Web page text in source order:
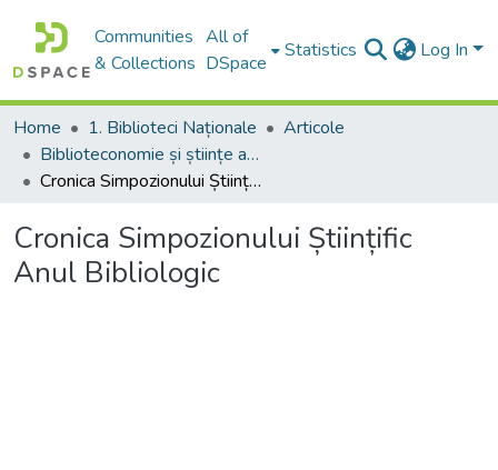
Communities
& Collections
All of
DSpace
Statistics Log In
Home 1. Biblioteci Naționale
Articole
Biblioteconomie și științe ale informării:aspecte teoretice și generalități
Cronica Simpozionului Științific Anul Bibliologic
Cronica Simpozionului Științific
Anul Bibliologic